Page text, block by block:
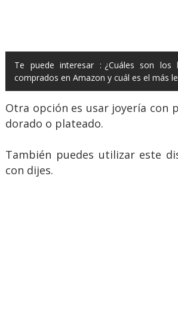
Te puede interesar : ¿Cuáles son los
comprados en Amazon y cuál es el más
Otra opción es usar joyería con
dorado o plateado.
También puedes utilizar este
con dijes.